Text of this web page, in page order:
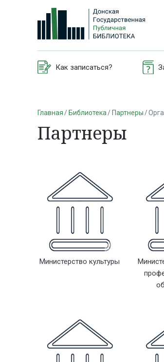
Как записаться?
Главная Библиотека Партнеры
Партнеры
Министерство культуры